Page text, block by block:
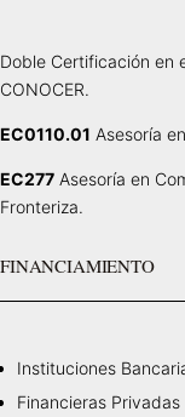
Doble Certificación en
CONOCER.
EC0110.01 Asesoría
EC277 Asesoría en
Fronteriza.
FINANCIAMIENTO
Instituciones
Financieras Privadas